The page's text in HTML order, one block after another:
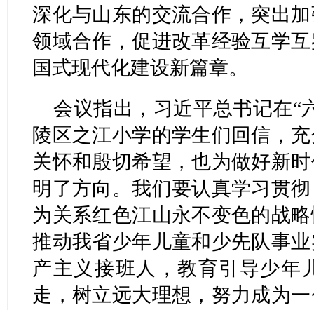
深化与山东的交流合作，突出
领域合作，促进改革经验互学
国式现代化建设新篇章。
会议指出，习近平总书记在“
陵区之江小学的学生们回信，
关怀和殷切希望，也为做好新
明了方向。我们要认真学习贯
为关系红色江山永不变色的战
推动我省少年儿童和少先队事
产主义接班人，教育引导少年
走，树立远大理想，努力成为